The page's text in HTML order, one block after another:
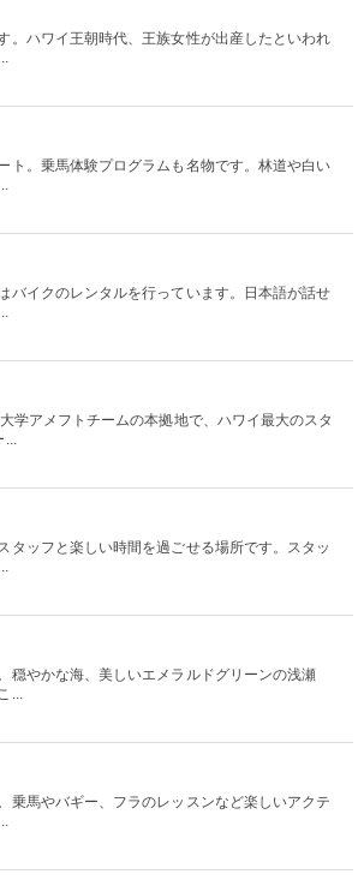
。ハワイ王朝時代、王族女性が出産したといわれ
ト。乗馬体験プログラムも名物です。林道や白い
バイクのレンタルを行っています。日本語が話せ
学アメフトチームの本拠地で、ハワイ最大のスタ
...
タッフと楽しい時間を過ごせる場所です。スタッ
穏やかな海、美しいエメラルドグリーンの浅瀬
...
乗馬やバギー、フラのレッスンなど楽しいアクテ